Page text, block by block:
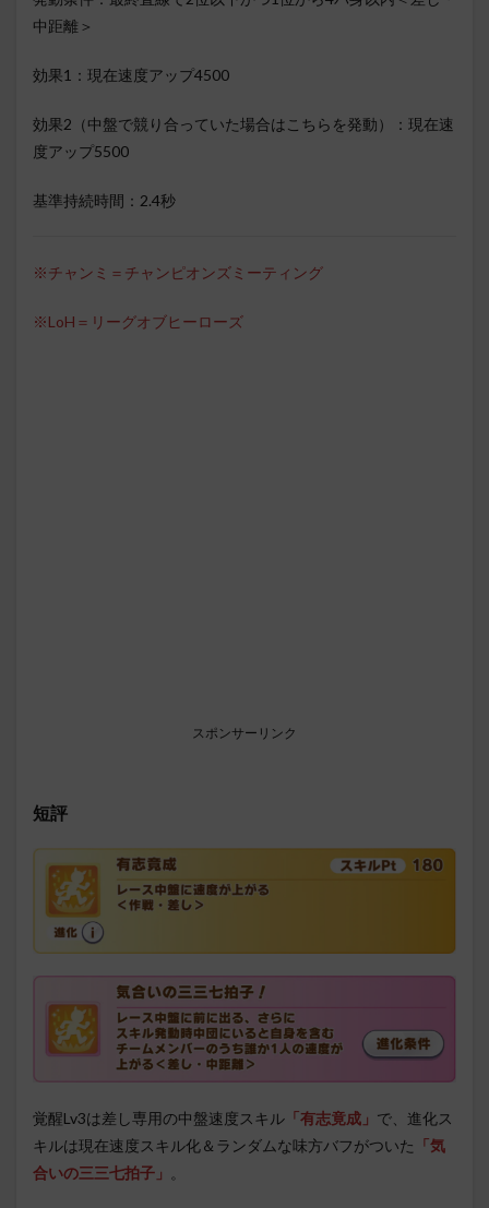
中距離＞
効果1：現在速度アップ4500
効果2（中盤で競り合っていた場合はこちらを発動）：現在速
度アップ5500
基準持続時間：2.4秒
※チャンミ＝チャンピオンズミーティング
※LoH＝リーグオブヒーローズ
スポンサーリンク
短評
覚醒Lv3は差し専用の中盤速度スキル 「有志竟成 」 で、進化ス
キルは現在速度スキル化＆ランダムな味方バフがついた 「気
合いの三三七拍子」 。